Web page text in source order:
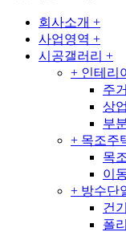
회사소개 +
사업영역 +
시공갤러리 +
+ 인테리
주
상
부
+ 목조주
목
이
+ 방수단
건
폴